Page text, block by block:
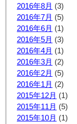
2016年8月 (3)
2016年7月 (5)
2016年6月 (1)
2016年5月 (3)
2016年4月 (1)
2016年3月 (2)
2016年2月 (5)
2016年1月 (2)
2015年12月 (1)
2015年11月 (5)
2015年10月 (1)